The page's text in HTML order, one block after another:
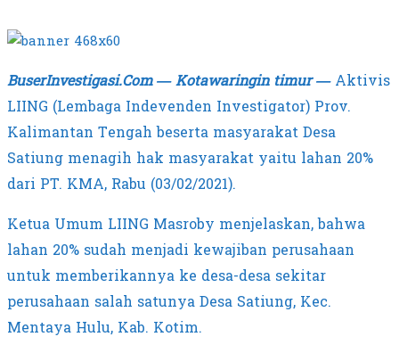
BuserInvestigasi.Com — Kotawaringin timur —Aktivis
LIING (Lembaga Indevenden Investigator) Prov.
Kalimantan Tengah beserta masyarakat Desa
Satiung menagih hak masyarakat yaitu lahan 20%
dari PT. KMA, Rabu (03/02/2021).
Ketua Umum LIING Masroby menjelaskan, bahwa
lahan 20% sudah menjadi kewajiban perusahaan
untuk memberikannya ke desa-desa sekitar
perusahaan salah satunya Desa Satiung, Kec.
Mentaya Hulu, Kab. Kotim.